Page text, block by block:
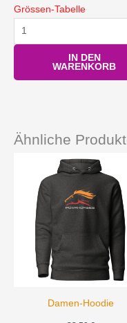
Grössen-Tabelle
IN DEN
WARENKORB
Ähnliche
Damen-Hoodie